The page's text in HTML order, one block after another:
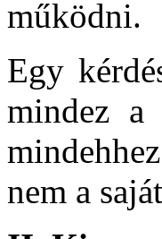
működni.
Egy
mindez a
nem a